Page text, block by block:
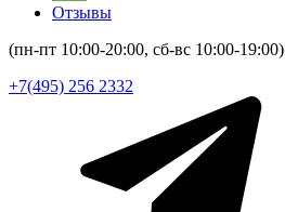
Отзывы
(пн-пт 10:00-20:00, сб-вс 10:00-19:00)
+7(495) 256 2332